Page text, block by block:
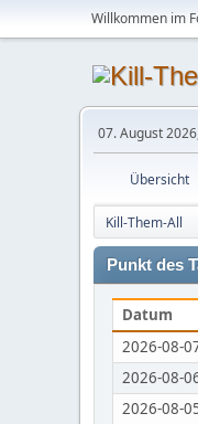
Willkommen im
07. August
Übersicht
Kill-Them-All
Punkt des
Datum
2026-08-
2026-08-
2026-08-